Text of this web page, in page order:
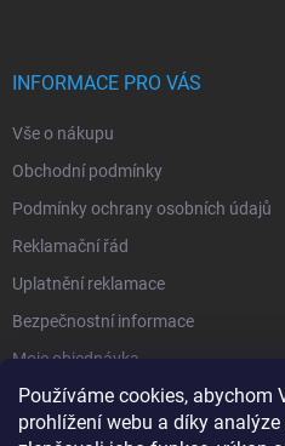
Používáme cookies, abychom
prohlížení webu a díky
INFORMACE PRO VÁS
Vše o nákupu
Obchodní podmínky
Podmínky ochrany osobních údajů
Reklamační řád
Uplatnění reklamace
Bezpečnostní informace
Moje objednávka